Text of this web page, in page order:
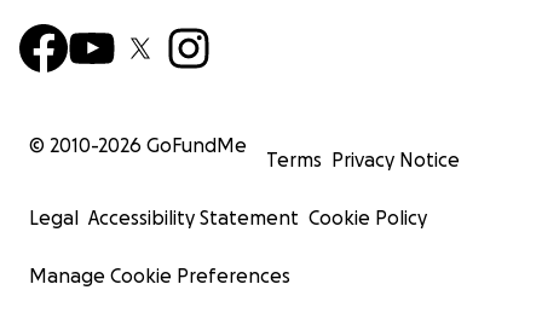
© 2010-2026 GoFundMe
Terms Privacy Notice
Legal Accessibility Statement Cookie Policy
Manage Cookie Preferences